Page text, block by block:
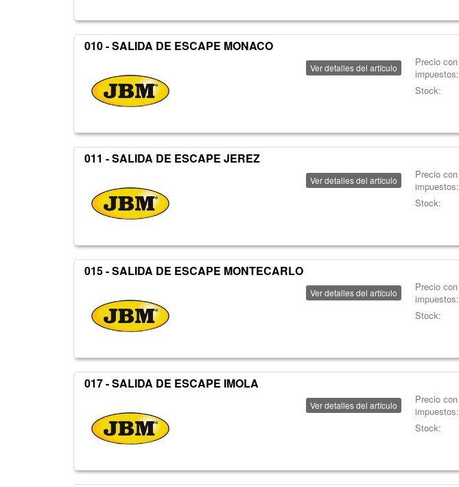
010 - SALIDA DE ESCAPE MONACO
Ver detalles del artículo
Precio con
impuestos:
Stock:
011 - SALIDA DE ESCAPE JEREZ
Ver detalles del artículo
Precio con
impuestos:
Stock:
015 - SALIDA DE ESCAPE MONTECARLO
Ver detalles del artículo
Precio con
impuestos:
Stock:
017 - SALIDA DE ESCAPE IMOLA
Ver detalles del artículo
Precio con
impuestos:
Stock: